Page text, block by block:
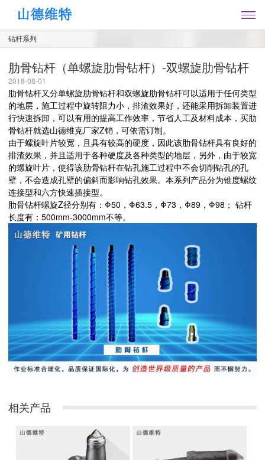
钻杆系列
肋骨钻杆（单螺旋肋骨钻杆）-双螺旋肋骨钻杆
2018-08-01
肋骨钻杆又分单螺旋肋骨钻杆和双螺旋肋骨钻杆可以适用于任何类型
的地层，施工过程中旋转阻力小，排渣效果好，还能采用拆卸装置进
行快速拆卸，可以有用的提高工作效率，节省人工及材料成本，买肋
骨钻杆就选山德维克厂家Z销，可依需订制。
由于螺旋叶片较宽，且具有较高的硬度，因此该肋骨钻杆具有良好的
排渣效果，并且适用于各种硬度及各种类型的地层，另外，由于较宽
的螺旋叶片，使得该肋骨钻杆在钻孔施工过程中不会切削钻孔的孔
壁，不会造成孔壁的偏斜而影响钻孔效果。本系列产品分为锥度螺纹
连接型和六方快速插接型。
肋骨钻杆螺旋Z径分别有：Φ50，Φ63.5，Φ73，Φ89，Φ98； 钻杆
长度有：500mm-3000mm不等。
相关产品